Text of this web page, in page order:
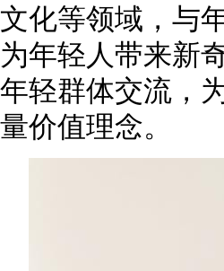
文化等领域，与
为年轻人带来新
年轻群体交流，
量价值理念。